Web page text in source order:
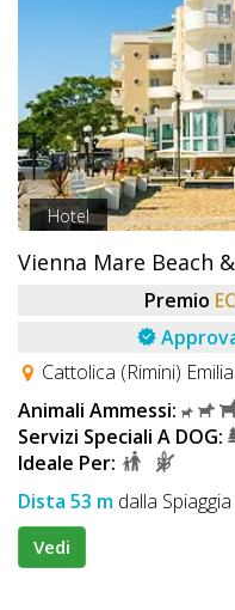
Hotel
Vienna Mare Beach
Premio
Cattolica (Rimini)
Animali Ammessi:
Servizi Speciali A DOG:
Ideale Per:
Dista 53 m dalla Spiaggia
Vedi